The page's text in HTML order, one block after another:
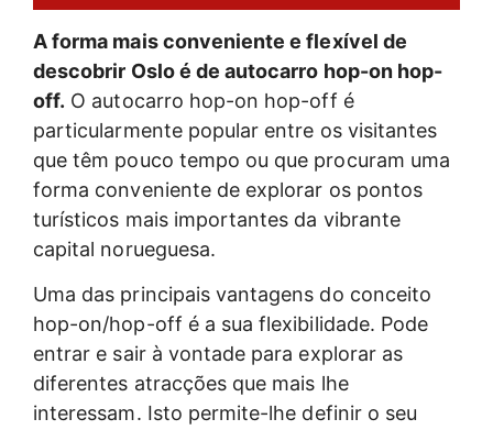
A forma mais conveniente e flexível de
descobrir Oslo é de autocarro hop-on hop-
off. O autocarro hop-on hop-off é
particularmente popular entre os visitantes
que têm pouco tempo ou que procuram uma
forma conveniente de explorar os pontos
turísticos mais importantes da vibrante
capital norueguesa.
Uma das principais vantagens do conceito
hop-on/hop-off é a sua flexibilidade. Pode
entrar e sair à vontade para explorar as
diferentes atracções que mais lhe
interessam. Isto permite-lhe definir o seu